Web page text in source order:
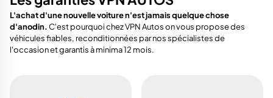
L'achat d'une nouvelle voiture n'est jamais quelque chose
d'anodin.C'est pourquoi chez VPN Autos on vous propose des
véhicules fiables, reconditionnées par nos spécialistes de
l'occasion et garantis à minima 12 mois.